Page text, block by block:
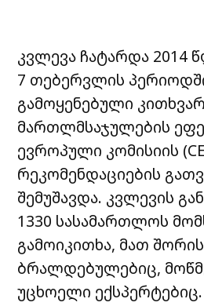
კვლევა ჩატარდა 2014
7 თებერვლის
გამოყენებული
მართლმსაჯულების
ევროპული კომისიის
რეკომენდაციების
შემუშავდა. კვლევის
1330 სასამართლოს
გამოიკითხა, მათ შორის
ბრალდებულებიც,
უცხოელი ექსპერტებიც.